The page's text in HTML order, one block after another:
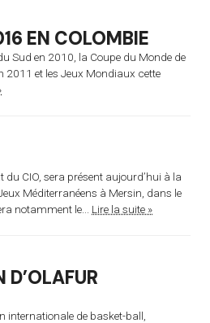
EN COLOMBIE
Sud en 2010, la Coupe du Monde de
2011 et les Jeux Mondiaux cette
du CIO, sera présent aujourd’hui à la
Méditerranéens à Mersin, dans le
notamment le... Lire la suite »
D’OLAFUR
internationale de basket-ball,